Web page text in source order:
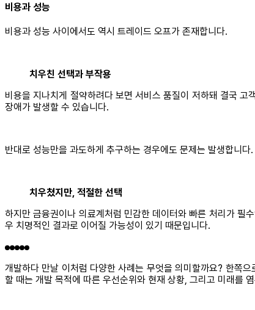
비용과 성능
비용과 성능 사이에서도 역시 트레이드 오프가 존재합니다.
치우친 선택과 부작용
비용을 지나치게 절약하려다 보면 서비스 품질이 저하돼 결국
장애가 발생할 수 있습니다.
반대로 성능만을 과도하게 추구하는 경우에도 문제는 발생합니
치우쳤지만, 적절한 선택
하지만 금융권이나 의료계처럼 민감한 데이터와 빠른 처리가 필
우 치명적인 결과로 이어질 가능성이 있기 때문입니다.
개발하다 만날 이처럼 다양한 사례는 무엇을 의미할까요? 한쪽
할 때는 개발 목적에 따른 우선순위와 현재 상황, 그리고 미래를